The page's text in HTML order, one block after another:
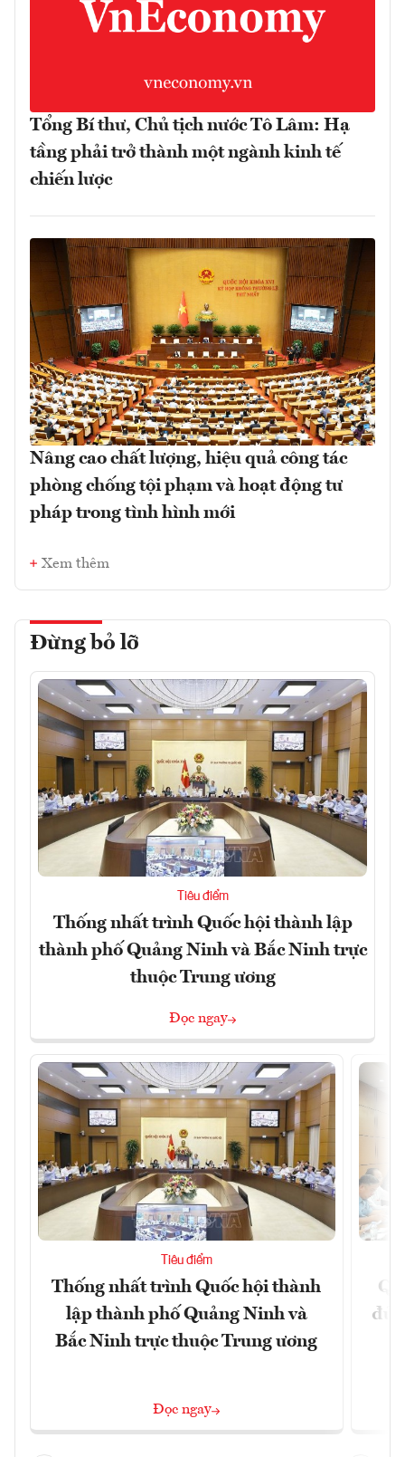
Tổng Bí thư, Chủ tịch nước Tô Lâm: Hạ
tầng phải trở thành một ngành kinh tế
chiến lược
Nâng cao chất lượng, hiệu quả công tác
phòng chống tội phạm và hoạt động tư
pháp trong tình hình mới
Xem thêm
Đừng bỏ lỡ
Tiêu điểm
Thống nhất trình Quốc hội thành lập
thành phố Quảng Ninh và Bắc Ninh trực
thuộc Trung ương
Đọc ngay
Tiêu điểm
Thống nhất trình Quốc hội thành
lập thành phố Quảng Ninh và
Bắc Ninh trực thuộc Trung ương
Đọc ngay
đủ